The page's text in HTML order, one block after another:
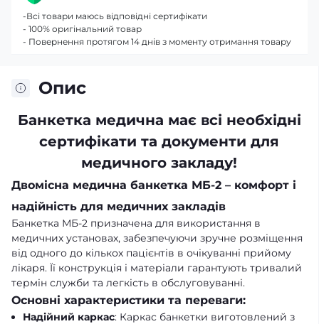
Опис
Банкетка медична має всі необхідні
сертифікати та документи для
медичного закладу!
Двомісна медична банкетка МБ-2 – комфорт і
надійність для медичних закладів
Банкетка МБ-2 призначена для використання в
медичних установах, забезпечуючи зручне розміщення
від одного до кількох пацієнтів в очікуванні прийому
лікаря. Її конструкція і матеріали гарантують тривалий
термін служби та легкість в обслуговуванні.
Основні характеристики та переваги:
Надійний каркас: Каркас банкетки виготовлений з
-Всі товари маюсь відповідні сертифікати
- 100% оригінальний товар
- Повернення протягом 14 днів з моменту отримання товару